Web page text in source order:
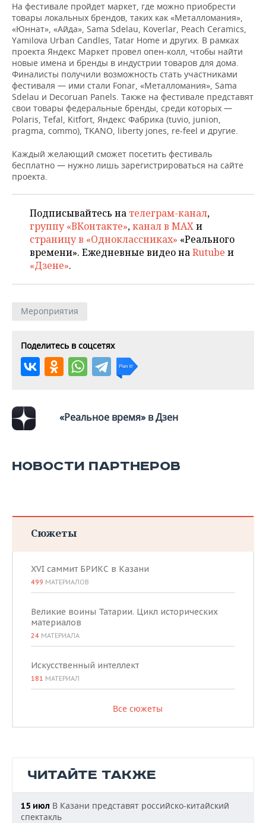
ONLINE-КОНФЕРЕНЦИИ
ОТКРЫТАЯ ЛЕКЦИЯ
ХОККЕЙ
БАСКЕТБОЛ
ВОЛЕЙБОЛ
КИБЕРСПОРТ
ФИГУРНОЕ КАТАНИЕ
ХОККЕЙ С МЯЧОМ
ВЛАСТЬ
ИНФРАСТРУКТУРА
ИСТОРИЯ
КУЛЬТУРА
МЕДИЦИНА
ПРОИСШЕСТВИЯ
СЮЖЕТЫ
СПРАВОЧНИК
СПИСОК ПЕРСОН
СПИСОК КОМПАНИЙ
ПОЛНАЯ ВЕРСИЯ
На фестивале пройдет маркет, где можно приобрести
товары локальных брендов, таких как «Металломания»,
«Юннат», «Айда», Sama Sdelau, Koverlar, Peach Ceramics,
Yamilova Urban Candles, Tatar Home и других. В рамках
проекта Яндекс Маркет провел опен-колл, чтобы найти
новые имена и бренды в индустрии товаров для дома.
Финалисты получили возможность стать участниками
фестиваля — ими стали Fonar, «Металломания», Sama
Sdelau и Decoruan Panels. Также на фестивале представят
свои товары федеральные бренды, среди которых —
Polaris, Tefal, Kitfort, Яндекс Фабрика (tuvio, junion,
pragma, commo), TKANO, liberty jones, re-feel и другие.
Каждый желающий сможет посетить фестиваль
бесплатно — нужно лишь зарегистрироваться на сайте
проекта.
Подписывайтесь на телеграм-канал,
группу «ВКонтакте»,канал в MAXи
страницу в «Одноклассниках» «Реального
времени». Ежедневные видео наRutube и
«Дзене».
Мероприятия
Поделитесь в соцсетях
«Реальное время» в Дзен
НОВОСТИ ПАРТНЕРОВ
Сюжеты
XVI саммит БРИКС в Казани
499 МАТЕРИАЛОВ
Великие воины Татарии. Цикл исторических
материалов
24 МАТЕРИАЛА
Искусственный интеллект
181 МАТЕРИАЛ
Все сюжеты
ЧИТАЙТЕ ТАКЖЕ
15 июл В Казани представят российско-китайский
спектакль